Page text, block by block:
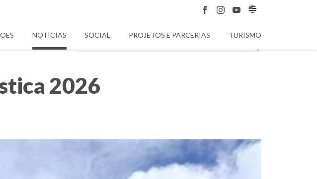
NOTÍCIAS SOCIAL PROJETOS E PARCERIAS TURISMO
2026